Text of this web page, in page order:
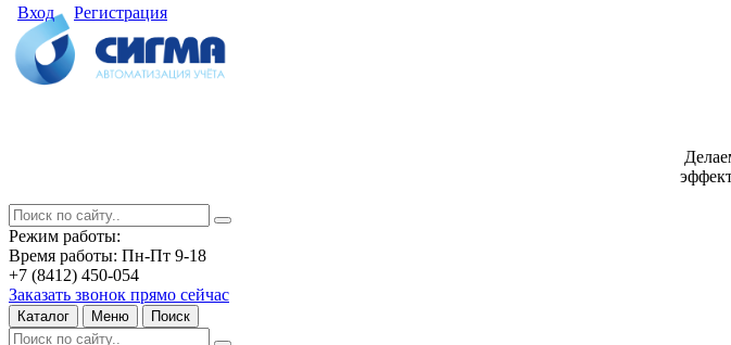
Вход Регистрация
Режим работы:
Время работы: Пн-Пт 9-18
+7 (8412) 450-054
Заказать звонок прямо сейчас
Каталог Меню Поиск